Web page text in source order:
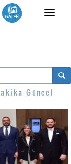
Toggle
Güncel